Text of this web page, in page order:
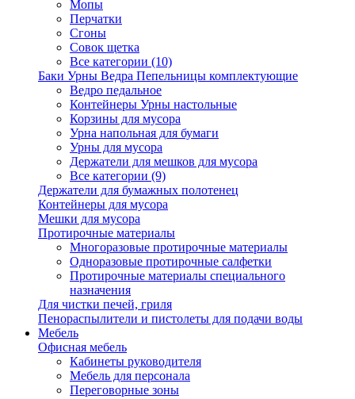
Мопы
Перчатки
Сгоны
Совок щетка
Все категории (10)
Баки Урны Ведра Пепельницы комплектующие
Ведро педальное
Контейнеры Урны настольные
Корзины для мусора
Урна напольная для бумаги
Урны для мусора
Держатели для мешков для мусора
Все категории (9)
Держатели для бумажных полотенец
Контейнеры для мусора
Мешки для мусора
Протирочные материалы
Многоразовые протирочные материалы
Одноразовые протирочные салфетки
Протирочные материалы специального
назначения
Для чистки печей, гриля
Пенораспылители и пистолеты для подачи воды
Мебель
Офисная мебель
Кабинеты руководителя
Мебель для персонала
Переговорные зоны